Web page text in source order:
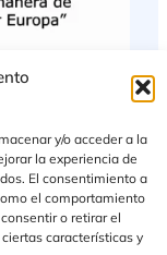
y/o acceder a la
la experiencia de
El consentimiento a
el comportamiento
o retirar el
características y